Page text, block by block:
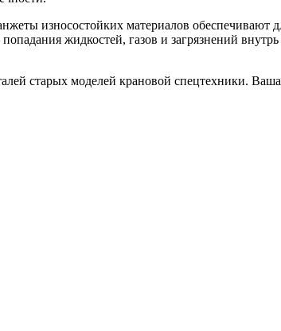
износостойких материалов обеспечивают
жидкостей, газов и загрязнений
старых моделей крановой спецтехники. Ваша